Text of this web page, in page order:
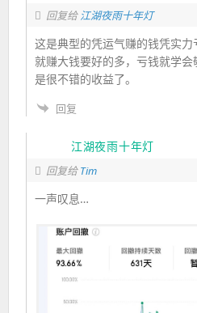
回复给江湖夜雨十年灯
这是典型的凭运气赚的钱凭实
就赚大钱要好的多，亏钱就学
是很不错的收益了。
回复
江湖夜雨十年灯
回复给Tim
一声叹息…